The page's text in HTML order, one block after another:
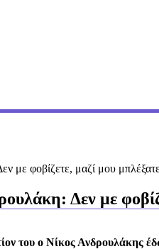
με φοβίζετε, μαζί μου μπλέξατε
Δεν με
του ο Νίκος Ανδρουλάκης